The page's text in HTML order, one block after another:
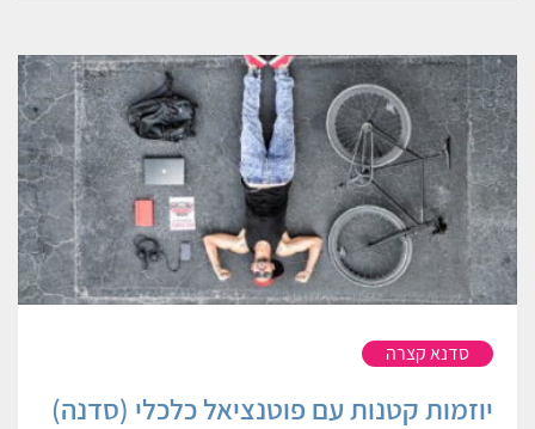
סדנא קצרה
יוזמות קטנות עם פוטנציאל כלכלי (סדנה)